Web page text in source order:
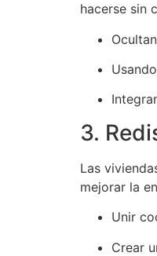
hacerse sin
3.
Las
mejorar la
Unir
Crear